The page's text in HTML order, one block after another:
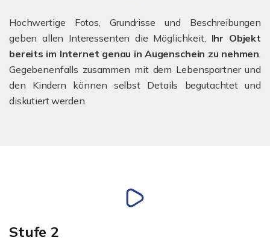
Hochwertige Fotos, Grundrisse und Beschreibungen
geben allen Interessenten die Möglichkeit, Ihr Objekt
bereits im Internet genau in Augenschein zu nehmen.
Gegebenenfalls zusammen mit dem Lebenspartner und
den Kindern können selbst Details begutachtet und
diskutiert werden.
Stufe 2